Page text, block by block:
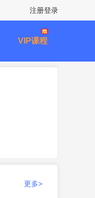
注册登录
VIP课程
更多>